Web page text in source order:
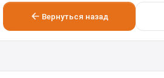
Вернуться назад